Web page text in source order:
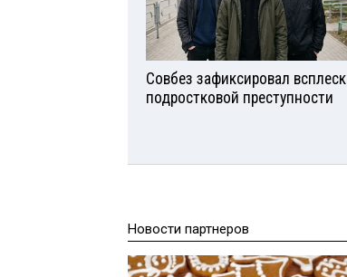
Совбез зафиксировал всплеск
подростковой преступности
Новости партнеров